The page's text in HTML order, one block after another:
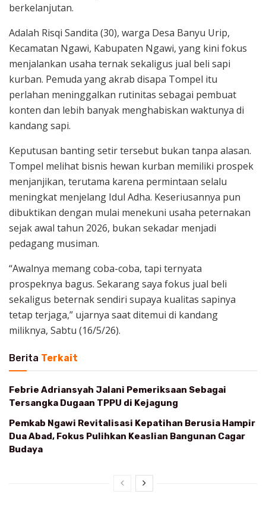
berkelanjutan.
Adalah Risqi Sandita (30), warga Desa Banyu Urip,
Kecamatan Ngawi, Kabupaten Ngawi, yang kini fokus
menjalankan usaha ternak sekaligus jual beli sapi
kurban. Pemuda yang akrab disapa Tompel itu
perlahan meninggalkan rutinitas sebagai pembuat
konten dan lebih banyak menghabiskan waktunya di
kandang sapi.
Keputusan banting setir tersebut bukan tanpa alasan.
Tompel melihat bisnis hewan kurban memiliki prospek
menjanjikan, terutama karena permintaan selalu
meningkat menjelang Idul Adha. Keseriusannya pun
dibuktikan dengan mulai menekuni usaha peternakan
sejak awal tahun 2026, bukan sekadar menjadi
pedagang musiman.
“Awalnya memang coba-coba, tapi ternyata
prospeknya bagus. Sekarang saya fokus jual beli
sekaligus beternak sendiri supaya kualitas sapinya
tetap terjaga,” ujarnya saat ditemui di kandang
miliknya, Sabtu (16/5/26).
Berita Terkait
Febrie Adriansyah Jalani Pemeriksaan Sebagai
Tersangka Dugaan TPPU di Kejagung
Pemkab Ngawi Revitalisasi Kepatihan Berusia Hampir
Dua Abad, Fokus Pulihkan Keaslian Bangunan Cagar
Budaya